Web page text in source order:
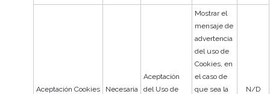
Aceptación Cookies Necesaria
Aceptación
del Uso de
Mostrar el
mensaje de
advertencia
del uso de
Cookies, en
el caso de
que sea la
N/D